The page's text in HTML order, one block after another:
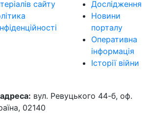
сайту
Дослідження
Новини
порталу
Оперативна
інформація
Історії війни
вул. Ревуцького 44-б, оф.
02140